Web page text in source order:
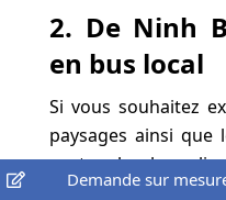
2. De Ninh
en bus local
Si vous souhaitez
paysages ainsi que
route, le bus
deuxième option
Demande sur